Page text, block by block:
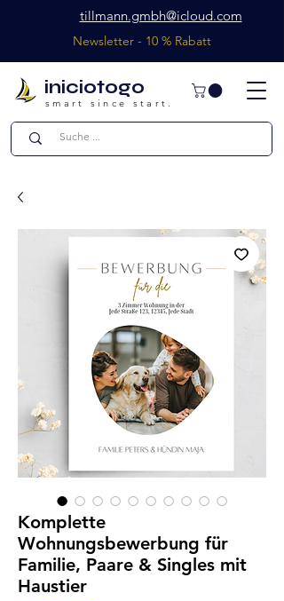
iniciotogo
smart since start.
tillmann.gmbh@icloud.com
Newsletter - 10 % Rabatt
Komplette
Wohnungsbewerbung für
Familie, Paare & Singles mit
Haustier